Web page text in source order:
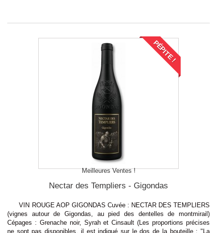
PÉPITE !
Meilleures Ventes !
Nectar des Templiers - Gigondas
VIN ROUGE AOP GIGONDAS Cuvée : NECTAR DES TEMPLIERS
(vignes autour de Gigondas, au pied des dentelles de montmirail)
Cépages : Grenache noir, Syrah et Cinsault (Les proportions précises
ne sont pas disponibles, il est indiqué sur le dos de la bouteille : "La